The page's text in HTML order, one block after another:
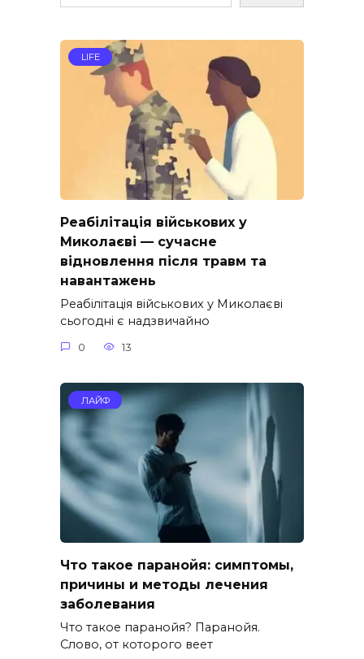
LIFE
Реабілітація військових у
Миколаєві — сучасне
відновлення після травм та
навантажень
Реабілітація військових у Миколаєві
сьогодні є надзвичайно
0 13
ЛАЙФ
Что такое паранойя: симптомы,
причины и методы лечения
заболевания
Что такое паранойя? Паранойя.
Слово, от которого веет